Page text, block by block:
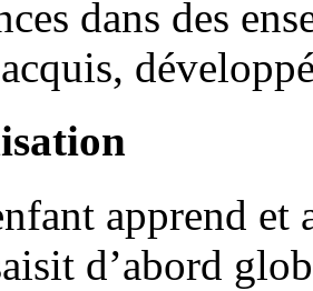
dans des
apprend et
d’abord